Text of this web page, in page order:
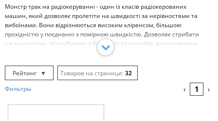
Монстр трак на радіокеруванні - один із класів радіокерованих
машин, який дозволяє пролетіти на швидкості за нерівностями та
вибоїнами. Вони відрізняються високим кліренсом, більшою
прохідністю у поєднанні з помірною швидкістю. Дозволяє стрибати
на трамплінах, зістрибувати з бордюрів та пагорбів, влаштовувати
змагання з друзями та їм не потрібні спеціально підготовлені траси.
обслуговування, але достатньою прохідністю для вулиці та
бездоріжжя.
Яку ж радіокеровану модель монстра
вибрати?
Рейтинг
▼
Рейтинг
32
Фильтры ‹ 1 ›